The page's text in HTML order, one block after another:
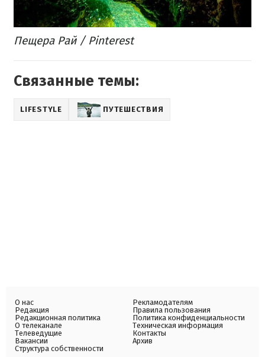
Пещера Рай / Pinterest
Связанные темы:
LIFESTYLE ПУТЕШЕСТВИЯ
О нас
Редакция
Редакционная политика
О телеканале
Телеведущие
Вакансии
Структура собственности
Рекламодателям
Правила пользования
Политика конфиденциальности
Техническая информация
Контакты
Архив